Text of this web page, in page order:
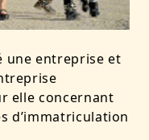
une entreprise et
elle concernant
d’immatriculation